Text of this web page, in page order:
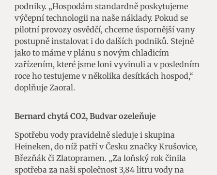
podniky. „Hospodám standardně poskytujeme
výčepní technologii na naše náklady. Pokud se
pilotní provozy osvědčí, chceme úspornější vany
postupně instalovat i do dalších podniků. Stejně
jako to máme v plánu s novým chladicím
zařízením, které jsme loni vyvinuli a v posledním
roce ho testujeme v několika desítkách hospod,“
doplňuje Zaoral.
Bernard chytá CO2, Budvar ozeleňuje
Spotřebu vody pravidelně sleduje i skupina
Heineken, do níž patří v Česku značky Krušovice,
Březňák či Zlatopramen. „Za loňský rok činila
spotřeba za naši společnost 3,84 litru vody na